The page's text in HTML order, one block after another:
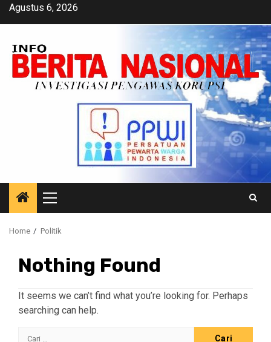
SkipAgustus 6, 2026
Primary
Menu
Home Politik
Nothing Found
It seems we can’t find what you’re looking for. Perhaps
searching can help.
Cari